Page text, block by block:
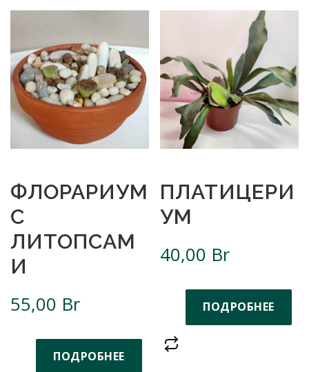
ФЛОРАРИУМ
С
ЛИТОПСАМ
И
55,00 Br
ПОДРОБНЕЕ
ПЛАТИЦЕРИ
УМ
40,00 Br
ПОДРОБНЕЕ